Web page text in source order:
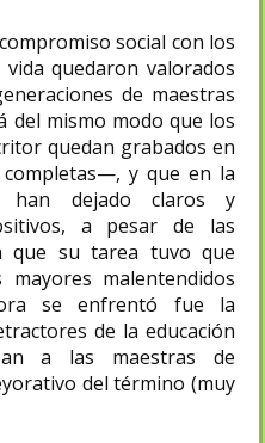
social con los
quedaron valorados
de maestras
mismo modo que los
quedan grabados en
y que en la
han dejado claros y
a pesar de las
que su tarea tuvo que
malentendidos
se enfrentó fue la
de la educación
a las maestras de
del término (muy